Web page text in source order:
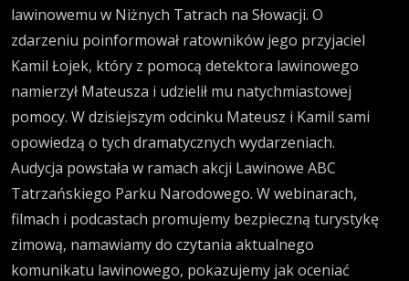
lawinowemu w Niżnych Tatrach na Słowacji. O
zdarzeniu poinformował ratowników jego przyjaciel
Kamil Łojek, który z pomocą detektora lawinowego
namierzył Mateusza i udzielił mu natychmiastowej
pomocy. W dzisiejszym odcinku Mateusz i Kamil sami
opowiedzą o tych dramatycznych wydarzeniach.
Audycja powstała w ramach akcji Lawinowe ABC
Tatrzańskiego Parku Narodowego. W webinarach,
filmach i podcastach promujemy bezpieczną turystykę
zimową, namawiamy do czytania aktualnego
komunikatu lawinowego, pokazujemy jak oceniać